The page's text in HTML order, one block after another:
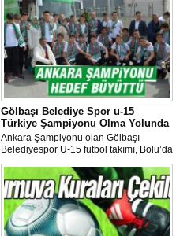
Gölbaşı Belediye Spor u-15
Türkiye Şampiyonu Olma Yolunda
Ankara Şampiyonu olan Gölbaşı
Belediyespor U-15 futbol takımı, Bolu’da
düzenlenen Türkiye Şampiyonası’na
katılmak için Bolu’ya Gölbaşı Belediye
Başkanı Fatih Duruay tarafından
uğurlandı.